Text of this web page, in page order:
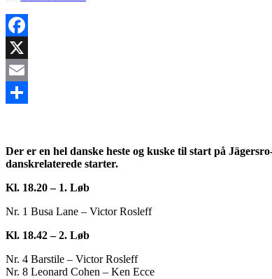
Facebook
X
Email
Der er en hel danske heste og kuske til start på
danskrelaterede starter.
Kl. 18.20 – 1. Løb
Nr. 1 Busa Lane – Victor Rosleff
Kl. 18.42 – 2. Løb
Nr. 4 Barstile – Victor Rosleff
Nr. 8 Leonard Cohen – Ken Ecce